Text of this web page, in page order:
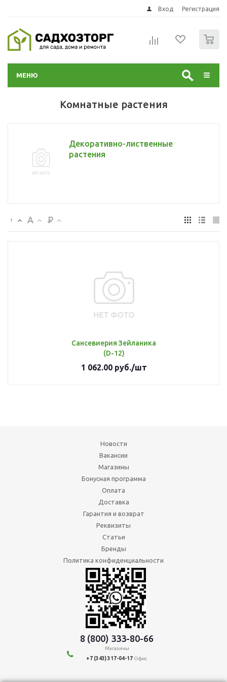
Вход Регистрация
МЕНЮ
Комнатные растения
Декоративно-лиственные
растения
Сансевиерия Зейланика
(D-12)
1 062.00руб./шт
Новости
Вакансии
Магазины
Бонусная программа
Оплата
Доставка
Гарантия и возврат
Реквизиты
Статьи
Бренды
Политика конфиденциальности
8 (800) 333-80-66
Магазины
+7 (343) 317-04-17 Офис